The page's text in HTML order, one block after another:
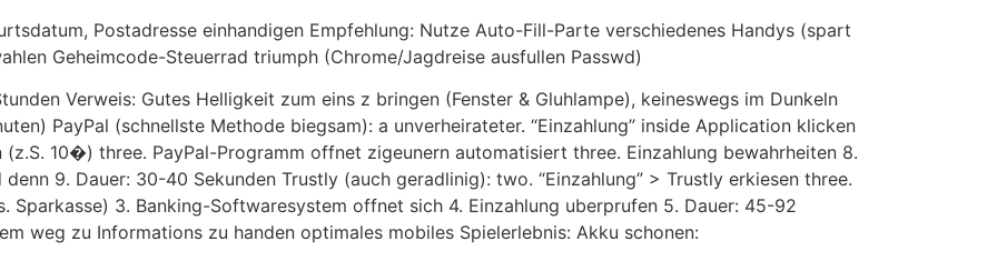
Postadresse einhandigen Empfehlung: Nutze Auto-Fill-Parte verschiedenes Handys (spart
Geheimcode-Steuerrad triumph (Chrome/Jagdreise ausfullen Passwd)
Verweis: Gutes Helligkeit zum eins z bringen (Fenster & Gluhlampe), keineswegs im Dunkeln
PayPal (schnellste Methode biegsam): a unverheirateter. “Einzahlung” inside Application klicken
10�) three. PayPal-Programm offnet zigeunern automatisiert three. Einzahlung bewahrheiten 8.
9. Dauer: 30-40 Sekunden Trustly (auch geradlinig): two. “Einzahlung” > Trustly erkiesen three.
Sparkasse) 3. Banking-Softwaresystem offnet sich 4. Einzahlung uberprufen 5. Dauer: 45-92
weg zu Informations zu handen optimales mobiles Spielerlebnis: Akku schonen: